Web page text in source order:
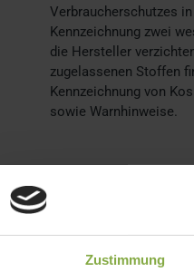
Zustimmung
Verbraucherschutzes
Kennzeichnung zwei
die Hersteller
zugelassenen Stoffen
Kennzeichnung von
sowie Warnhinweise.